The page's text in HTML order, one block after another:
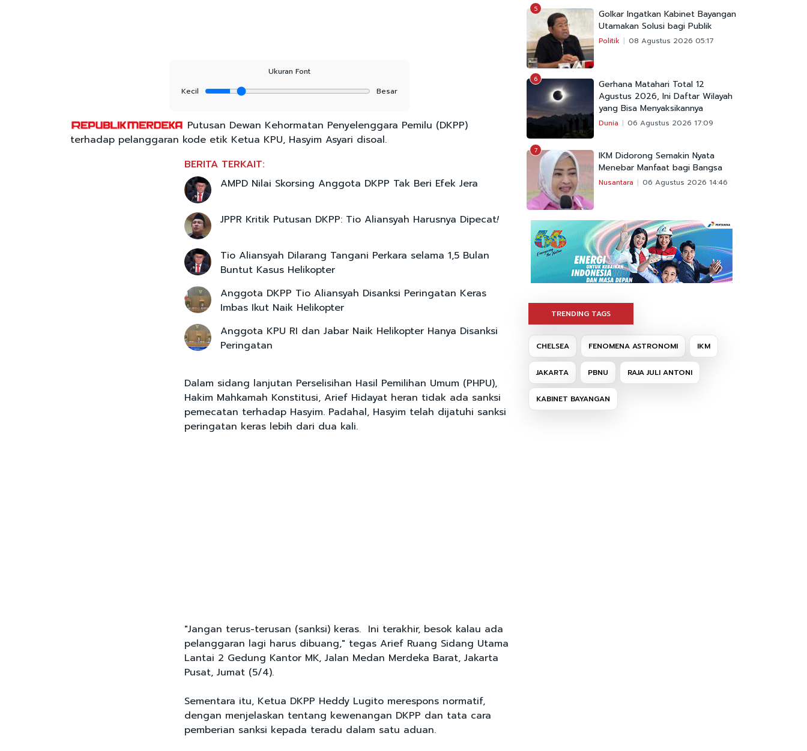
Ukuran Font
Kecil
Besar
Putusan Dewan Kehormatan Penyelenggara Pemilu (DKPP)
terhadap pelanggaran kode etik Ketua KPU, Hasyim Asyari disoal.
BERITA TERKAIT:
AMPD Nilai Skorsing Anggota DKPP Tak Beri Efek Jera
JPPR Kritik Putusan DKPP: Tio Aliansyah Harusnya Dipecat!
Tio Aliansyah Dilarang Tangani Perkara selama 1,5 Bulan
Buntut Kasus Helikopter
Anggota DKPP Tio Aliansyah Disanksi Peringatan Keras
Imbas Ikut Naik Helikopter
Anggota KPU RI dan Jabar Naik Helikopter Hanya Disanksi
Peringatan
Dalam sidang lanjutan Perselisihan Hasil Pemilihan Umum (PHPU),
Hakim Mahkamah Konstitusi, Arief Hidayat heran tidak ada sanksi
pemecatan terhadap Hasyim. Padahal, Hasyim telah dijatuhi sanksi
peringatan keras lebih dari dua kali.
"Jangan terus-terusan (sanksi) keras. Ini terakhir, besok kalau ada
pelanggaran lagi harus dibuang," tegas Arief Ruang Sidang Utama
Lantai 2 Gedung Kantor MK, Jalan Medan Merdeka Barat, Jakarta
Pusat, Jumat (5/4).
Sementara itu, Ketua DKPP Heddy Lugito merespons normatif,
dengan menjelaskan tentang kewenangan DKPP dan tata cara
pemberian sanksi kepada teradu dalam satu aduan.
5
Golkar Ingatkan Kabinet Bayangan
Utamakan Solusi bagi Publik
Politik 08 Agustus 2026 05:17
6
Gerhana Matahari Total 12
Agustus 2026, Ini Daftar Wilayah
yang Bisa Menyaksikannya
Dunia 06 Agustus 2026 17:09
7
IKM Didorong Semakin Nyata
Menebar Manfaat bagi Bangsa
Nusantara 06 Agustus 2026 14:46
TRENDING TAGS
CHELSEA FENOMENA ASTRONOMI IKM
JAKARTA PBNU RAJA JULI ANTONI
KABINET BAYANGAN